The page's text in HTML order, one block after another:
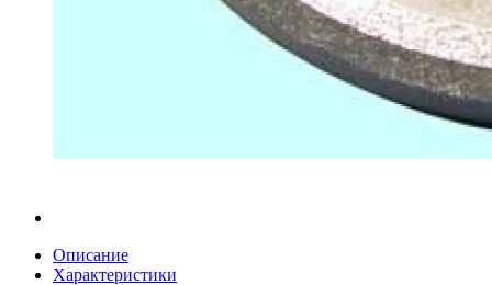
Описание
Характеристики